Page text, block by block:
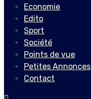
Economie
Edito
Sport
Société
Points de vue
Petites Annonces
Contact